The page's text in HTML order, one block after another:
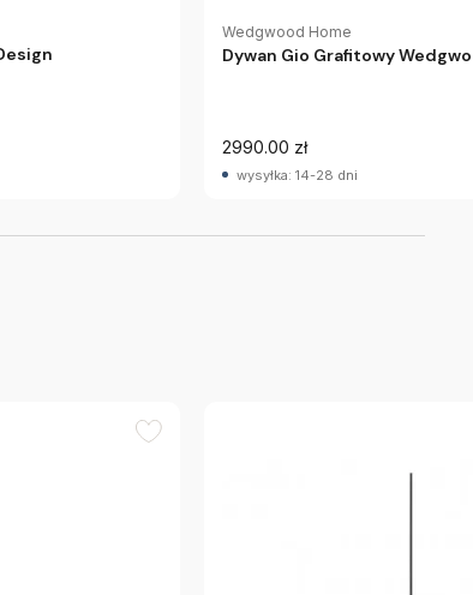
Wedgwood Home
Dywan Gio Grafitowy
2990.00 zł
wysyłka: 14-28 dni